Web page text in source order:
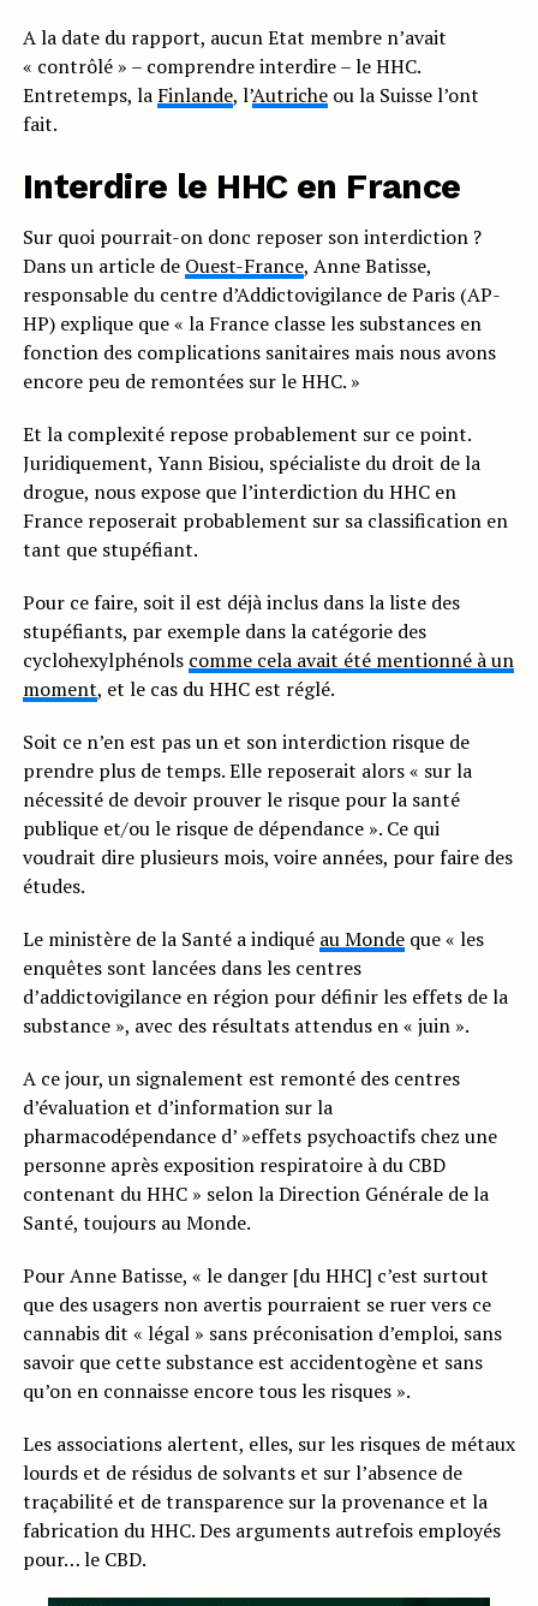
A la date du rapport, aucun Etat membre n’avait
« contrôlé » – comprendre interdire – le HHC.
Entretemps, la Finlande, l’Autricheou la Suisse l’ont
fait.
Interdire le HHC en France
Sur quoi pourrait-on donc reposer son interdiction ?
Dans un article de Ouest-France, Anne Batisse,
responsable du centre d’Addictovigilance de Paris (AP-
HP) explique que « la France classe les substances en
fonction des complications sanitaires mais nous avons
encore peu de remontées sur le HHC. »
Et la complexité repose probablement sur ce point.
Juridiquement, Yann Bisiou, spécialiste du droit de la
drogue, nous expose que l’interdiction du HHC en
France reposerait probablement sur sa classification en
tant que stupéfiant.
Pour ce faire, soit il est déjà inclus dans la liste des
stupéfiants, par exemple dans la catégorie des
cyclohexylphénols comme cela avait été mentionné à un
moment, et le cas du HHC est réglé.
Soit ce n’en est pas un et son interdiction risque de
prendre plus de temps. Elle reposerait alors « sur la
nécessité de devoir prouver le risque pour la santé
publique et/ou le risque de dépendance ». Ce qui
voudrait dire plusieurs mois, voire années, pour faire des
études.
Le ministère de la Santé a indiqué au Mondeque « les
enquêtes sont lancées dans les centres
d’addictovigilance en région pour définir les effets de la
substance », avec des résultats attendus en « juin ».
A ce jour, un signalement est remonté des centres
d’évaluation et d’information sur la
pharmacodépendance d’ »effets psychoactifs chez une
personne après exposition respiratoire à du CBD
contenant du HHC » selon la Direction Générale de la
Santé, toujours au Monde.
Pour Anne Batisse, « le danger [du HHC] c’est surtout
que des usagers non avertis pourraient se ruer vers ce
cannabis dit « légal » sans préconisation d’emploi, sans
savoir que cette substance est accidentogène et sans
qu’on en connaisse encore tous les risques ».
Les associations alertent, elles, sur les risques de métaux
lourds et de résidus de solvants et sur l’absence de
traçabilité et de transparence sur la provenance et la
fabrication du HHC. Des arguments autrefois employés
pour… le CBD.